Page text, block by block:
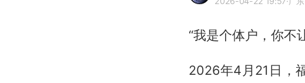
“我是个体户，你不
2026年4月21日，